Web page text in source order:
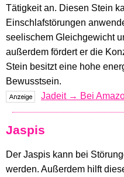
Tätigkeit an. Diesen Stein
Einschlafstörungen
seelischem Gleichgewicht
außerdem fördert er die
Stein besitzt eine hohe
Bewusstsein.
Jadeit → Bei
Jaspis
Der Jaspis kann bei
werden. Außerdem hilft